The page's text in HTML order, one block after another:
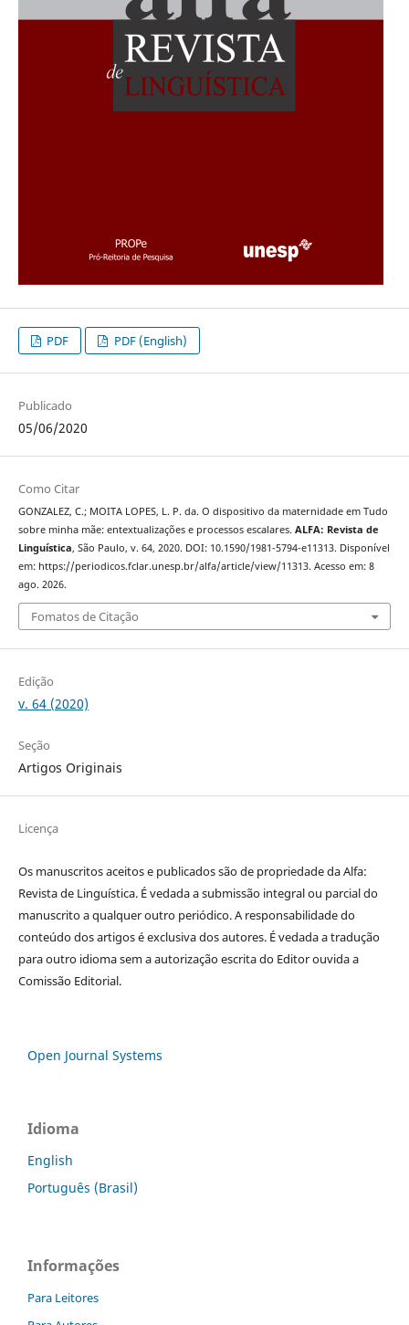
PDF PDF (English)
Publicado
05/06/2020
Como Citar
GONZALEZ, C.; MOITA LOPES, L. P. da. O dispositivo da maternidade em Tudo
sobre minha mãe: entextualizações e processos escalares. ALFA: Revista de
Linguística, São Paulo, v. 64, 2020. DOI: 10.1590/1981-5794-e11313. Disponível
em: https://periodicos.fclar.unesp.br/alfa/article/view/11313. Acesso em: 8
ago. 2026.
Fomatos de Citação
Edição
v. 64 (2020)
Seção
Artigos Originais
Licença
Os manuscritos aceitos e publicados são de propriedade da Alfa:
Revista de Linguística. É vedada a submissão integral ou parcial do
manuscrito a qualquer outro periódico. A responsabilidade do
conteúdo dos artigos é exclusiva dos autores. É vedada a tradução
para outro idioma sem a autorização escrita do Editor ouvida a
Comissão Editorial.
Open Journal Systems
Idioma
English
Português (Brasil)
Informações
Para Leitores